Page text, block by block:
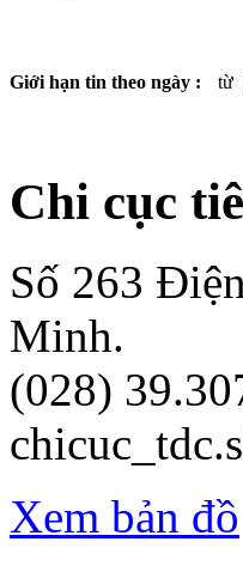
Giới hạn tin theo ngày : từ
Chi cục
Số 263
Minh.
(028)
Xem bản đồ